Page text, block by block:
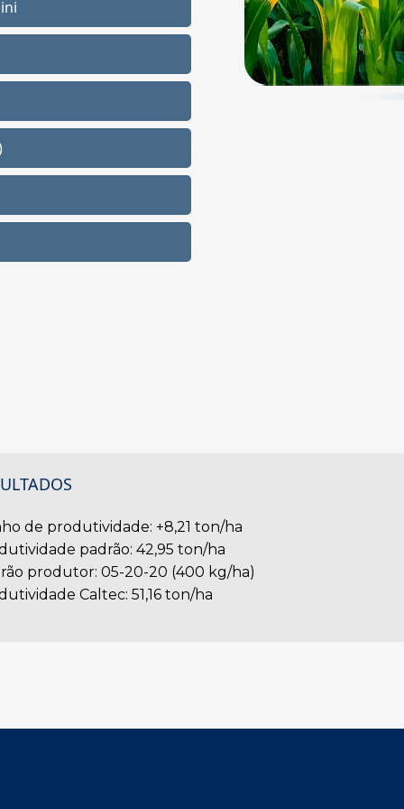
de produtividade: +8,21 ton/ha
padrão: 42,95 ton/ha
produtor: 05-20-20 (400 kg/ha)
Caltec: 51,16 ton/ha